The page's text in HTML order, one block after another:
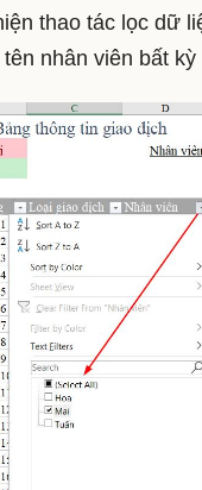
thao tác lọc dữ
nhân viên bất kỳ